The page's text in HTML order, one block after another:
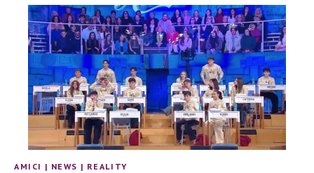
AMICI | NEWS | REALITY